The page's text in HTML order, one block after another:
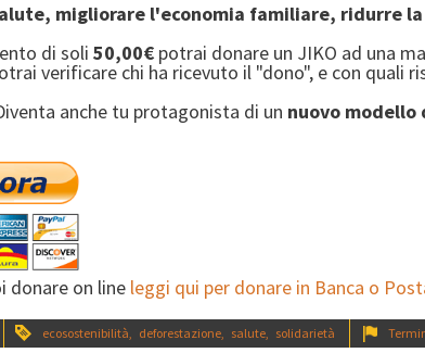
migliorare l'economia familiare, ridurre
di soli 50,00€ potrai donare un JIKO ad una
verificare chi ha ricevuto il "dono", e con quali
anche tu protagonista di un nuovo
donare on line leggi qui per donare in Banca o
ecosostenibilità, deforestazione, salute, solidarietà